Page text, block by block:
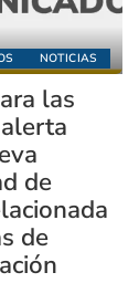
NOTICIAS
las
de
de